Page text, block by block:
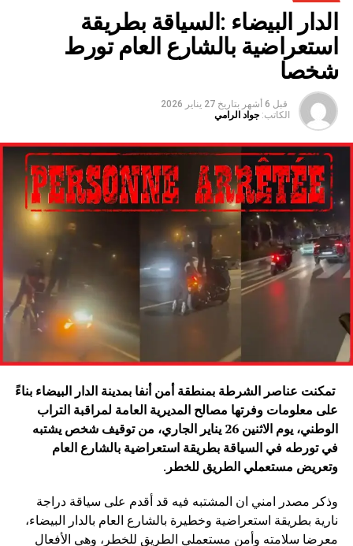
الدار البيضاء :السياقة بطريقة
استعراضية بالشارع العام تورط
شخصا
قبل 6 أشهر بتاريخ 27 يناير 2026
الكاتب: جواد الرامي
تمكنت عناصر الشرطة بمنطقة أمن أنفا بمدينة الدار البيضاء بناءً
على معلومات وفرتها مصالح المديرية العامة لمراقبة التراب
الوطني، يوم الاثنين 26 يناير الجاري، من توقيف شخص يشتبه
في تورطه في السياقة بطريقة استعراضية بالشارع العام
وتعريض مستعملي الطريق للخطر .
وذكر مصدر امني ان المشتبه فيه قد أقدم على سياقة دراجة
نارية بطريقة استعراضية وخطيرة بالشارع العام بالدار البيضاء،
معرضا سلامته وأمن مستعملي الطريق للخطر، وهي الأفعال